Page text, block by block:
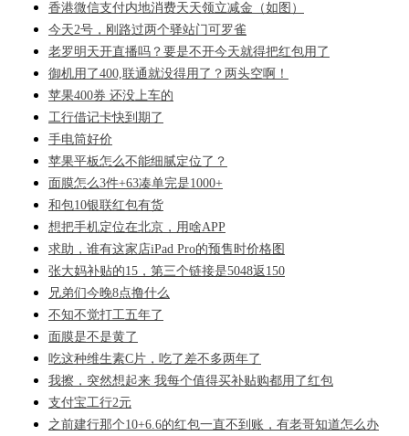
香港微信支付内地消费天天领立减金（如图）
今天2号，刚路过两个驿站门可罗雀
老罗明天开直播吗？要是不开今天就得把红包用了
御机用了400,联通就没得用了？两头空啊！
苹果400券 还没上车的
工行借记卡快到期了
手电筒好价
苹果平板怎么不能细腻定位了？
面膜怎么3件+63凑单完是1000+
和包10银联红包有货
想把手机定位在北京，用啥APP
求助，谁有这家店iPad Pro的预售时价格图
张大妈补贴的15，第三个链接是5048返150
兄弟们今晚8点撸什么
不知不觉打工五年了
面膜是不是黄了
吃这种维生素C片，吃了差不多两年了
我擦，突然想起来 我每个值得买补贴购都用了红包
支付宝工行2元
之前建行那个10+6.6的红包一直不到账，有老哥知道怎么办